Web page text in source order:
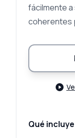
fácilmente
coherentes
Qué